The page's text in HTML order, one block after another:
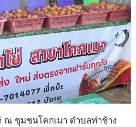
ณ ชุมชนโคกเมา ตำบลท่าช้าง